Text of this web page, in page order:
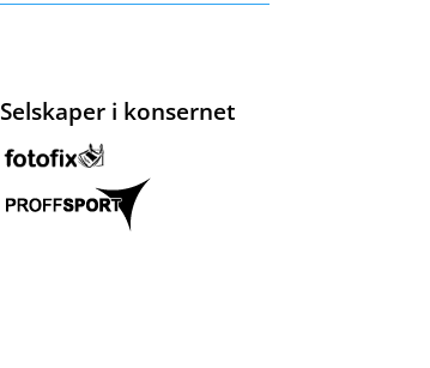
Selskaper i konsernet